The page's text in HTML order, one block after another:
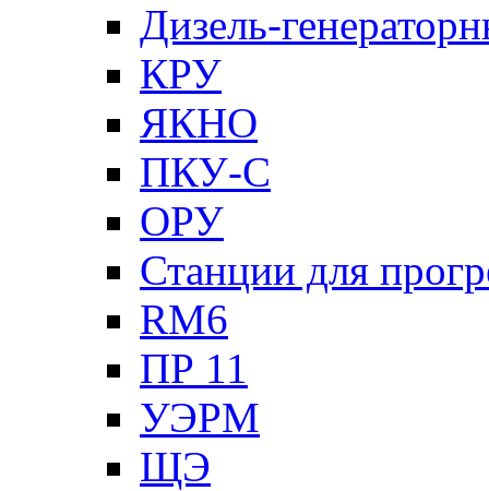
Дизель-
КРУ
ЯКНО
ПКУ-С
ОРУ
Станции для
RM6
ПР 11
УЭРМ
ЩЭ